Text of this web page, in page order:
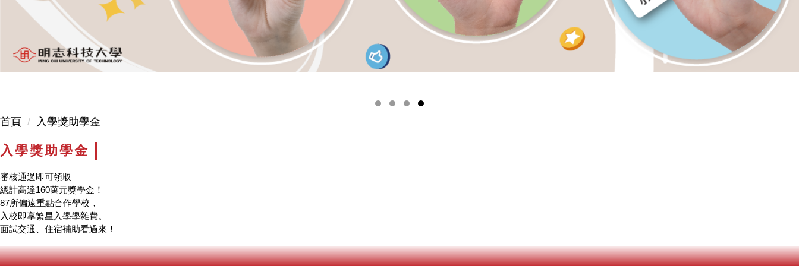
首頁 入學獎助學金
入學獎助學金
審核通過即可領取
總計高達160萬元獎學金！
87所偏遠重點合作學校，
入校即享繁星入學學雜費。
面試交通、住宿補助看過來！